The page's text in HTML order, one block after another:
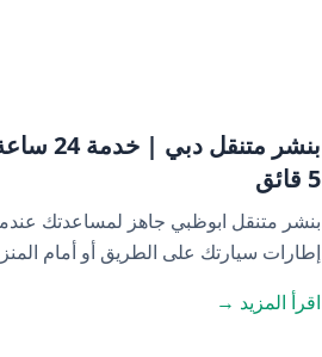
بنشر
5 قائق
بنشر متنقل ابوظبي جاهز لمساعدتك
إطارات سيارتك على الطريق أو أمام
اقرأ المزيد →